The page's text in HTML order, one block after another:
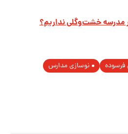
مدرسه خشت‌وگلی نداریم؟
نوسازی مدارس